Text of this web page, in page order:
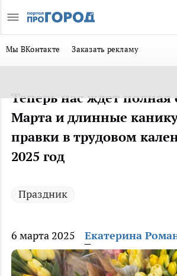
Мы ВКонтакте Заказать рекламу
Теперь нас ждет полная
Марта и длинные
правки в трудовом
2025 год
Праздник
6 марта 2025 Екатерина